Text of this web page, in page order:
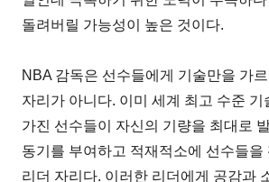
돌려버릴 가능성이 높은 것이다.
NBA 감독은 선수들에게 기술만을 가
자리가 아니다. 이미 세계 최고 수준 기
가진 선수들이 자신의 기량을 최대로
동기를 부여하고 적재적소에 선수들을
리더 자리다. 이러한 리더에게 공감과